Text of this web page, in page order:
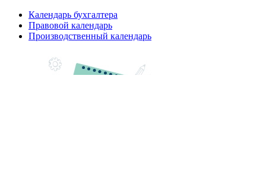
Календарь бухгалтера
Правовой календарь
Производственный календарь